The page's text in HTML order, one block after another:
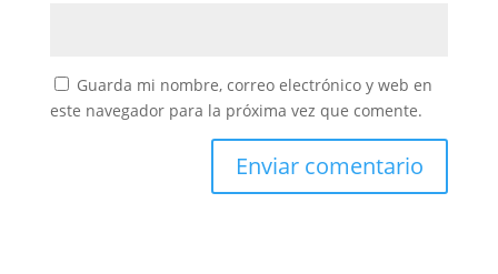
Guarda mi nombre, correo electrónico y web en
este navegador para la próxima vez que comente.